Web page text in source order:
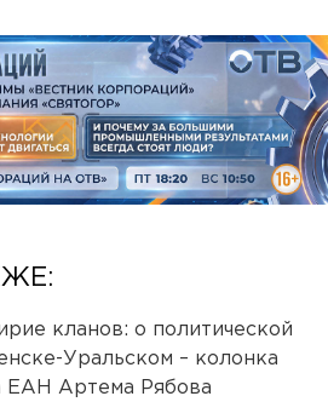
кланов: о политической
Уральском – колонка
ЕАН Артема Рябова